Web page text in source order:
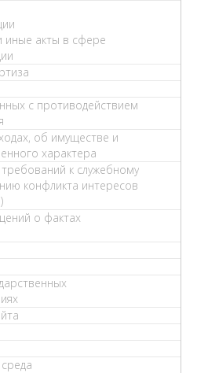
акты в сфере
с противодействием
об имуществе и
характера
к служебному
конфликта интересов
о фактах